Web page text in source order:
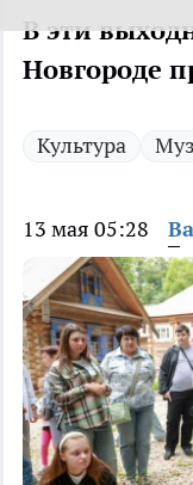
В эти
Новгороде
Культура
13 мая 05:28